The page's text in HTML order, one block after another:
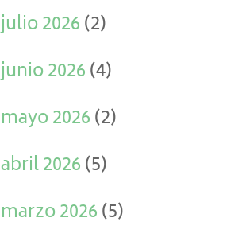
julio 2026(2)
junio 2026(4)
mayo 2026(2)
abril 2026(5)
marzo 2026(5)